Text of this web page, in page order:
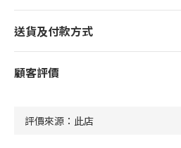
送貨及付款方式
顧客評價